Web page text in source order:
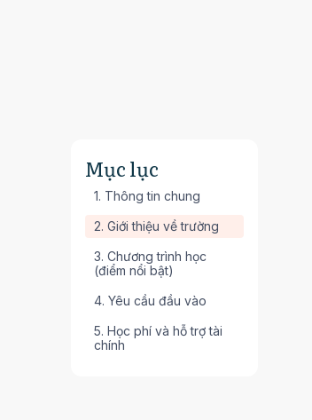
Mục lục
1. Thông tin chung
2. Giới thiệu về trường
3. Chương trình học
(điểm nổi bật)
4. Yêu cầu đầu vào
5. Học phí và hỗ trợ tài
chính